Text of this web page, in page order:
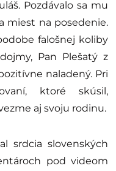
Pozdávalo sa mu
miest na posedenie.
falošnej koliby
Pan Plešatý z
naladený. Pri
ktoré skúsil,
aj svoju rodinu.
srdcia slovenských
pod videom